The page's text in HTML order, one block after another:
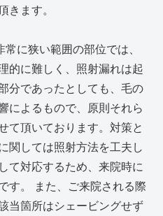
ます。
に狭い範囲の部位では、
的に難しく、照射漏れは起
分であったとしても、毛の
によるもので、原則それら
て頂いております。対策と
関しては照射方法を工夫し
て対応するため、来院時に
す。 また、ご来院される際
当箇所はシェービングせず